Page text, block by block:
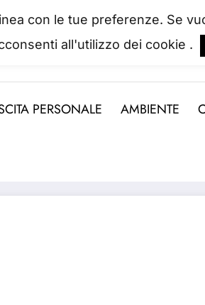
fino a quando la perdiamo.
PERSONALE AMBIENTE
con le tue preferenze. Se
all'utilizzo dei cookie .